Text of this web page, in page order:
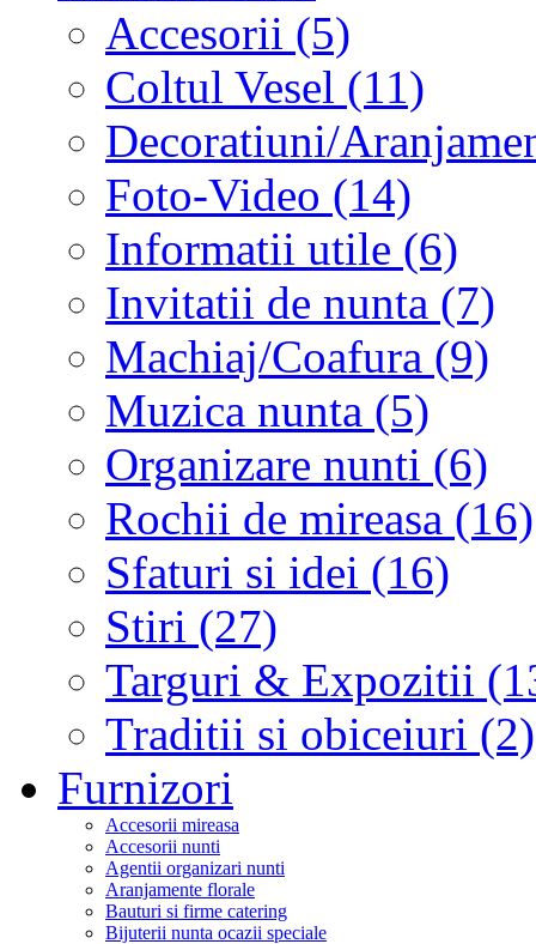
Accesorii (5)
Coltul Vesel (11)
Decoratiuni/
Foto-Video (14)
Informatii utile (6)
Invitatii de nunta (7)
Machiaj/Coafura (9)
Muzica nunta (5)
Organizare nunti (6)
Rochii de mireasa (16)
Sfaturi si idei (16)
Stiri (27)
Targuri & Expozitii
Traditii si obiceiuri (2)
Furnizori
Accesorii mireasa
Accesorii nunti
Agentii organizari nunti
Aranjamente florale
Bauturi si firme catering
Bijuterii nunta ocazii speciale